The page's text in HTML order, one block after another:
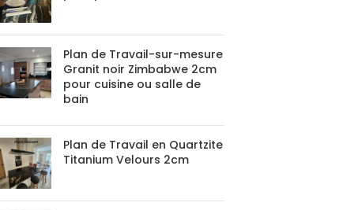
Plan de Travail-sur-mesure
Granit noir Zimbabwe 2cm
pour cuisine ou salle de
bain
Plan de Travail en Quartzite
Titanium Velours 2cm